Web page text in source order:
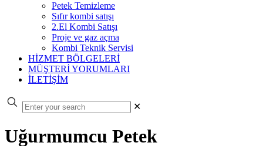
Petek Temizleme
Sıfır kombi satışı
2.El Kombi Satışı
Proje ve gaz açma
Kombi Teknik Servisi
HİZMET BÖLGELERİ
MÜŞTERİ YORUMLARI
İLETİŞİM
✕
Uğurmumcu Petek